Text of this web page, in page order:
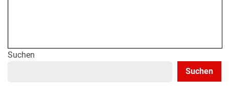
Suchen
Suchen